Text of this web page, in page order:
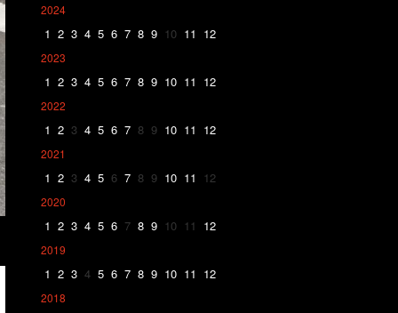
2024
1 2 3 4 5 6 7 8 9 10 11 12
2023
1 2 3 4 5 6 7 8 9 10 11 12
2022
1 2 3 4 5 6 7 8 9 10 11 12
2021
1 2 3 4 5 6 7 8 9 10 11 12
2020
1 2 3 4 5 6 7 8 9 10 11 12
2019
1 2 3 4 5 6 7 8 9 10 11 12
2018